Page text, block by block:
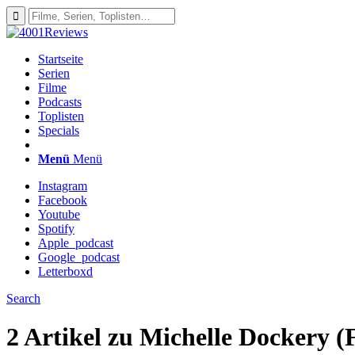
Startseite
Serien
Filme
Podcasts
Toplisten
Specials
Menü Menü
Instagram
Facebook
Youtube
Spotify
Apple_podcast
Google_podcast
Letterboxd
Search
2 Artikel zu Michelle Dockery